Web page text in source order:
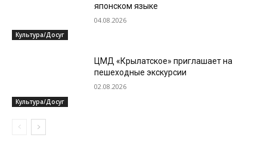
Культура/Досуг
японском языке
04.08.2026
Культура/Досуг
ЦМД «Крылатское» приглашает на
пешеходные экскурсии
02.08.2026